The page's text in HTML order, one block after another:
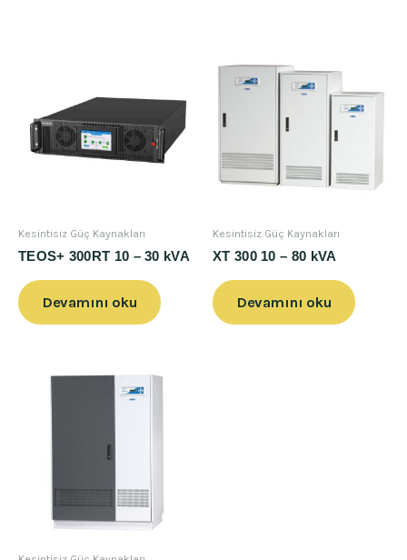
Kesintisiz Güç Kaynakları
TEOS+ 300RT 10 – 30 kVA
Devamını oku
Kesintisiz Güç Kaynakları
XT 300 10 – 80 kVA
Devamını oku